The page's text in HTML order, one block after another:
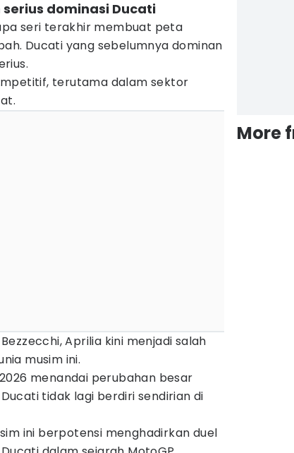
dominasi Ducati
seri terakhir membuat peta
Ducati yang sebelumnya dominan
terutama dalam sektor
Aprilia kini menjadi salah
musim ini.
menandai perubahan besar
tidak lagi berdiri sendirian di
ini berpotensi menghadirkan duel
More